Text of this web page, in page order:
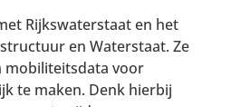
Rijkswaterstaat en het
en Waterstaat. Ze
mobiliteitsdata voor
te maken. Denk hierbij